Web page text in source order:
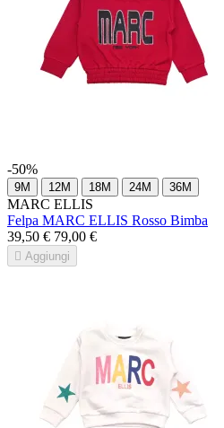
-50%
9M 12M 18M 24M 36M
MARC ELLIS
Felpa MARC ELLIS Rosso Bimba
39,50 € 79,00 €
 Aggiungi